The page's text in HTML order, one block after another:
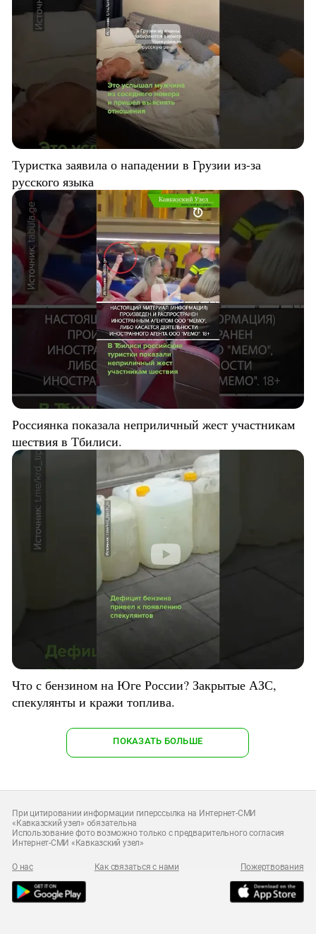
Туристка заявила о нападении в Грузии из-за
русского языка
Россиянка показала неприличный жест участникам
шествия в Тбилиси.
Что с бензином на Юге России? Закрытые АЗС,
спекулянты и кражи топлива.
ПОКАЗАТЬ БОЛЬШЕ
При цитировании информации гиперссылка на Интернет-СМИ
«Кавказский узел» обязательна
Использование фото возможно только с предварительного согласия
Интернет-СМИ «Кавказский узел»
О нас Как связаться с нами Пожертвования